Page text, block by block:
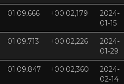
01:09,666 +00:02,179
2024-
01-15
01:09,713 +00:02,226
2024-
01-29
01:09,847 +00:02,360
2024-
02-14